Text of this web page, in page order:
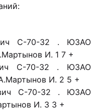
С-70-32 . ЮЗАО
И. 1 7 +
С-70-32 . ЮЗАО
И. 2 5 +
С-70-32 . ЮЗАО
И. 3 3 +